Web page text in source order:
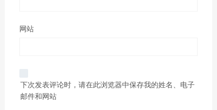
网站
下次发表评论时，请在此浏览器中保存我的姓名、电子
邮件和网站